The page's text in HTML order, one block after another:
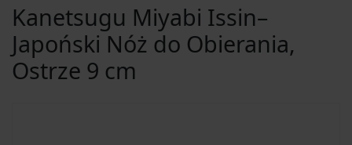
Kanetsugu Miyabi Issin–
Japoński Nóż do Obierania,
Ostrze 9 cm